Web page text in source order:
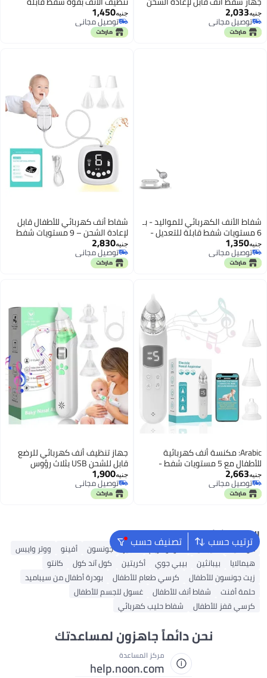
ورأسين من السيليكون - منظف أنف
احترافي للأطفال حديثي الولادة
جنيه2,033
توصيل مجاني
توصيل مجاني
للتعديل مع رؤوس سيليكون، قابل
للشحن مع شاشة وتصميم مقاوم
للماء
جنيه1,450
توصيل مجاني
توصيل مجاني
شفاط الأنف الكهربائي للمواليد - بـ
6 مستويات شفط قابلة للتعديل -
منظف أنف قابل للشحن مزود
بإضاءة Led وموسيقى هادئة
جنيه1,350
توصيل مجاني
توصيل مجاني
شفاط أنف كهربائي للأطفال قابل
لإعادة الشحن – 9 مستويات شفط
مع 5 رؤوس سيليكون صالحة
للطعام، إضاءة ليلية ووظيفة تهدئة
بأغاني الحضانة، أبيض
جنيه2,830
توصيل مجاني
توصيل مجاني
Arabic: مكنسة أنف كهربائية
للأطفال مع 5 مستويات شفط -
الطفل - منظف أنف محمول قابل
لإعادة الشحن مع 3 رؤوس سيليكون
جنيه2,663
توصيل مجاني
توصيل مجاني
جهاز تنظيف أنف كهربائي للرضع
قابل للشحن USB بثلاث رؤوس
موسيقى وإضاءة لراحة الطفل
جنيه1,900
توصيل مجاني
توصيل مجاني
ترتيب حسب تصنيف حسب البحث الشائع
موستيلا سيباميد سودوكريم هجيز جونسون أفينو
ووتر وايبس
هيمالايا
بيبانثين بيبي جوي أكريتين كول آند كول
كانتو
زيت جونسون للأطفال
كرسي طعام للأطفال
بودرة أطفال من سيباميد
حلمة أفنت
شفاط أنف للأطفال
غسول للجسم للأطفال
كرسي قفز للأطفال
شفاط حليب كهربائي
نحن دائماً جاهزون لمساعدتك
مركز المساعدة
help.noon.com